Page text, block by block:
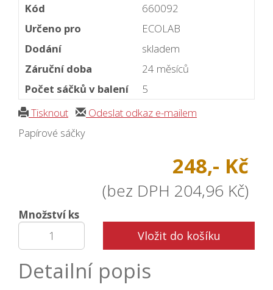
Kód
660092
Určeno pro
ECOLAB
Dodání
skladem
Záruční doba
24 měsíců
Počet sáčků v balení
5
Tisknout
Odeslat odkaz e-mailem
Papírové sáčky
248,- Kč
(bez DPH 204,96 Kč)
Množství ks
Vložit do košíku
Detailní popis